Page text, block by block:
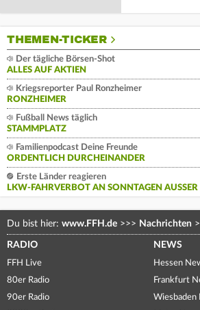
THEMEN-TICKER
Der tägliche Börsen-Shot
ALLES AUF AKTIEN
Kriegsreporter Paul Ronzheimer
RONZHEIMER
Fußball News täglich
STAMMPLATZ
Familienpodcast Deine Freunde
ORDENTLICH DURCHEINANDER
Erste Länder reagieren
LKW-FAHRVERBOT AN SONNTAGEN AUSSER
Du bist hier: www.FFH.de >>> Nachrichten
RADIO
FFH Live
80er Radio
90er Radio
NEWS
Hessen
Frankfurt
Wiesbaden